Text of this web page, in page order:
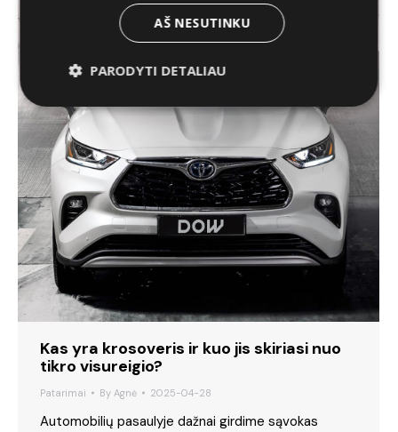
Kas yra krosoveris ir kuo jis skiriasi nuo
tikro visureigio?
Patarimai By Agnė 2025-04-28
Automobilių pasaulyje dažnai girdime sąvokas
AŠ NESUTINKU
PARODYTI DETALIAU